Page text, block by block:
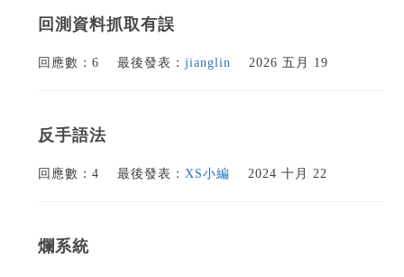
回測資料抓取有誤
回應數：6 最後發表： jianglin 2026 五月 19
反手語法
回應數：4 最後發表： XS小編 2024 十月 22
爛系統